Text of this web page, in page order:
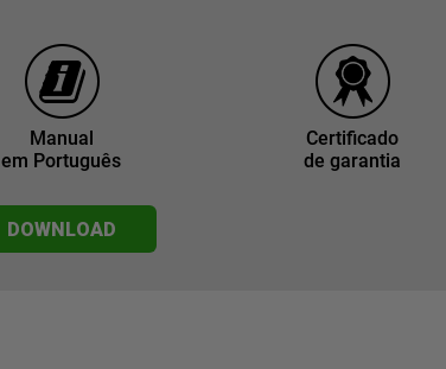
Manual
em Português
DOWNLOAD
Certificado
de garantia